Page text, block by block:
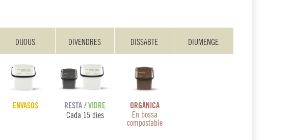
DIJOUS
ENVASOS
DIVENDRES
RESTA /VIDRE
Cada 15 dies
DISSABTE
ORGÀNICA
En bossa
compostable
DIUMENGE